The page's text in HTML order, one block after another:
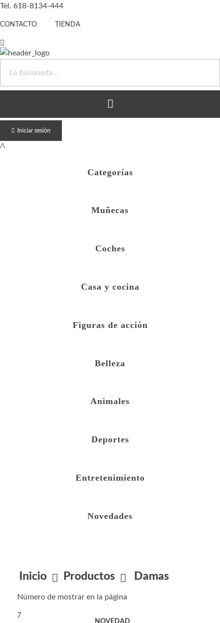
Tel. 618-8134-444
CONTACTO TIENDA
Iniciar sesión
Categorías
Muñecas
Coches
Casa y cocina
Figuras de acción
Belleza
Animales
Deportes
Entretenimiento
Novedades
Inicio Productos Damas
Número de mostrar en la página
7